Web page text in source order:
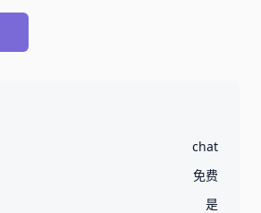
chat
免费
是